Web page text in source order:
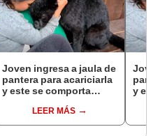
Joven ingresa a jaula de
pantera para acariciarla
y este se comporta
gatito’LEER MÁS
y